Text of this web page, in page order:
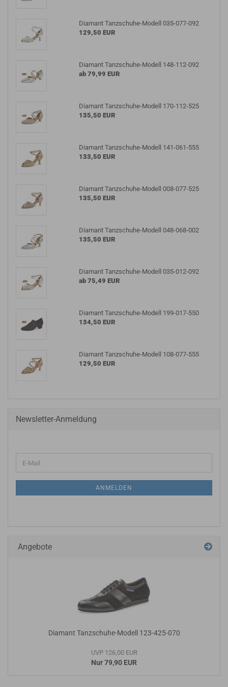
Diamant Tanzschuhe-Modell 035-077-092
129,50 EUR
Diamant Tanzschuhe-Modell 148-112-092
ab 79,99 EUR
Diamant Tanzschuhe-Modell 170-112-525
135,50 EUR
Diamant Tanzschuhe-Modell 141-061-555
133,50 EUR
Diamant Tanzschuhe-Modell 008-077-525
135,50 EUR
Diamant Tanzschuhe-Modell 048-068-002
135,50 EUR
Diamant Tanzschuhe-Modell 035-012-092
ab 75,49 EUR
Diamant Tanzschuhe-Modell 199-017-550
134,50 EUR
Diamant Tanzschuhe-Modell 108-077-555
129,50 EUR
Newsletter-Anmeldung
ANMELDEN
Angebote
Diamant Tanzschuhe-Modell 123-425-070
UVP 126,00 EUR
Nur 79,90 EUR